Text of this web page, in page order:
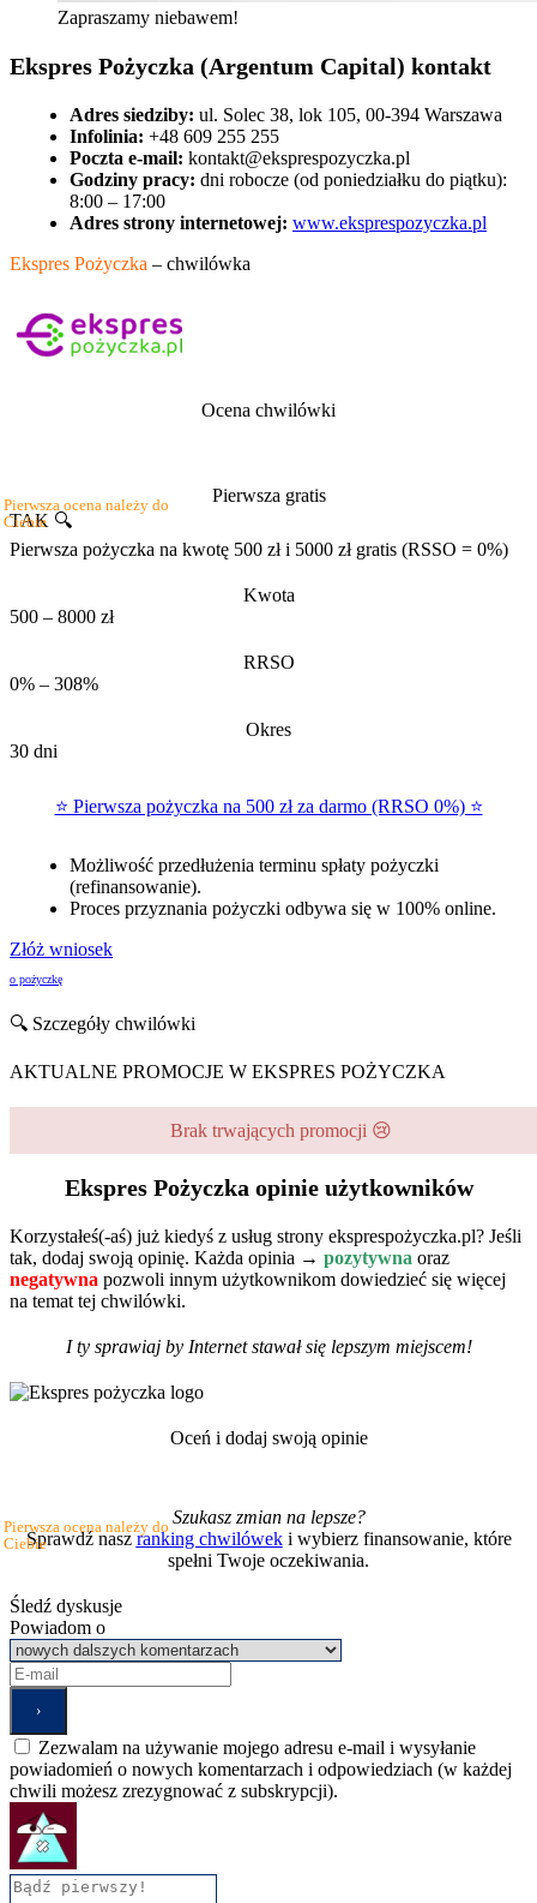
Zapraszamy niebawem!
Ekspres Pożyczka (Argentum Capital) kontakt
Adres siedziby: ul. Solec 38, lok 105, 00-394 Warszawa
Infolinia: +48 609 255 255
Poczta e-mail: kontakt@eksprespozyczka.pl
Godziny pracy: dni robocze (od poniedziałku do piątku):
8:00 – 17:00
Adres strony internetowej: www.eksprespozyczka.pl
Ekspres Pożyczka – chwilówka
Ocena chwilówki
Pierwsza ocena należy do
Ciebie
Pierwsza gratis
TAK 🔍
Pierwsza pożyczka na kwotę 500 zł i 5000 zł gratis (RSSO = 0%)
Kwota
500 – 8000 zł
RRSO
0% – 308%
Okres
30 dni
⭐ Pierwsza pożyczka na 500 zł za darmo (RRSO 0%) ⭐
Możliwość przedłużenia terminu spłaty pożyczki
(refinansowanie).
Proces przyznania pożyczki odbywa się w 100% online.
Złóż wniosek
o pożyczkę
🔍 Szczegóły chwilówki
AKTUALNE PROMOCJE W EKSPRES POŻYCZKA
Brak trwających promocji 😢
Ekspres Pożyczka opinie użytkowników
Korzystałeś(-aś) już kiedyś z usług strony eksprespożyczka.pl? Jeśli
tak, dodaj swoją opinię. Każda opinia → pozytywna oraz
negatywna pozwoli innym użytkownikom dowiedzieć się więcej
na temat tej chwilówki.
I ty sprawiaj by Internet stawał się lepszym miejscem!
Oceń i dodaj swoją opinie
Pierwsza ocena należy do
Ciebie
Szukasz zmian na lepsze?
Sprawdź naszranking chwilóweki wybierz finansowanie, które
spełni Twoje oczekiwania.
Śledź dyskusje
Powiadom o
Zezwalam na używanie mojego adresu e-mail i wysyłanie
powiadomień o nowych komentarzach i odpowiedziach (w każdej
chwili możesz zrezygnować z subskrypcji).